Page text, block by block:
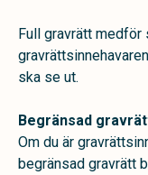
Full gravrätt medför
ska se ut.
Begränsad
Om du är
begränsad gravrätt